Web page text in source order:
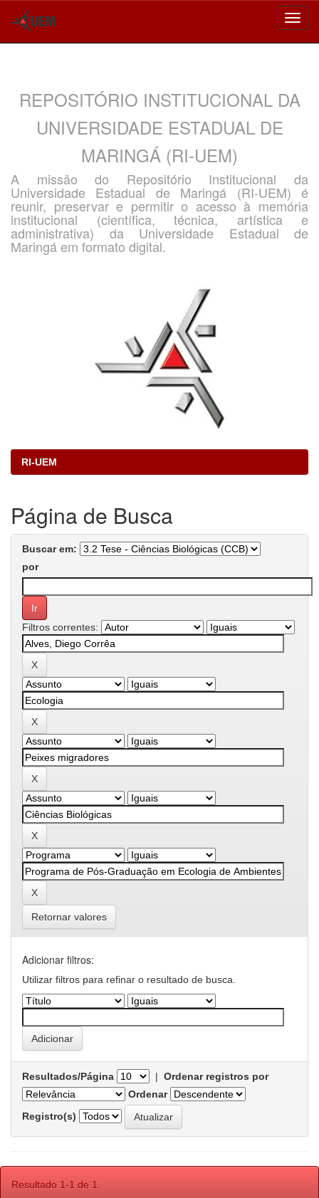
REPOSITÓRIO INSTITUCIONAL DA
UNIVERSIDADE ESTADUAL DE
MARINGÁ (RI-UEM)
A missão do Repositório Institucional da
Universidade Estadual de Maringá (RI-UEM) é
reunir, preservar e permitir o acesso à memória
institucional (científica, técnica, artística e
administrativa) da Universidade Estadual de
Maringá em formato digital.
RI-UEM
Página de Busca
Buscar em:
por
Filtros correntes:
Retornar valores
Adicionar filtros:
Utilizar filtros para refinar o resultado de busca.
Resultados/Página | Ordenar registros por
Ordenar
Registro(s)
Resultado 1-1 de 1.